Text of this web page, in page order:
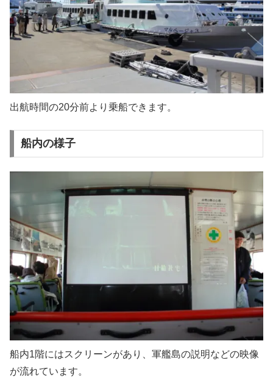
出航時間の20分前より乗船できます。
船内の様子
船内1階にはスクリーンがあり、軍艦島の説明などの映像
が流れています。